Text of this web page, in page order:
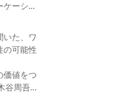
ーショ
いた、ワ
の可能性
価値をつ
谷周吾さ